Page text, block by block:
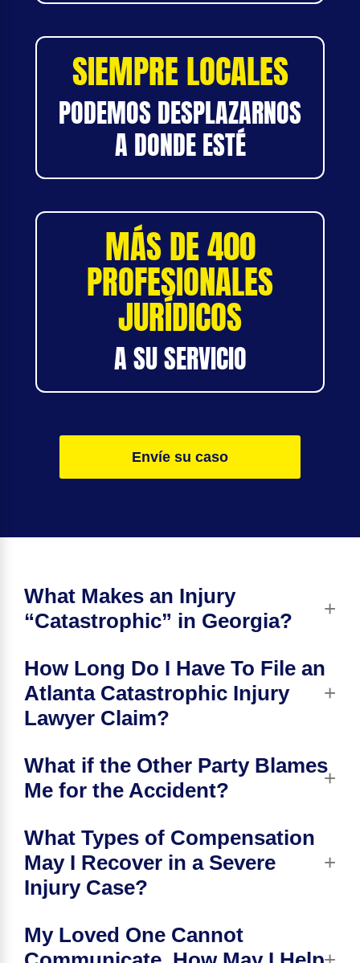
SIEMPRE LOCALES
PODEMOS DESPLAZARNOS
A DONDE ESTÉ
MÁS DE 400
PROFESIONALES
JURÍDICOS
A SU SERVICIO
Envíe su caso
What Makes an Injury
“Catastrophic” in Georgia?
How Long Do I Have To File an
Atlanta Catastrophic Injury
Lawyer Claim?
What if the Other Party Blames
Me for the Accident?
What Types of Compensation
May I Recover in a Severe
Injury Case?
My Loved One Cannot